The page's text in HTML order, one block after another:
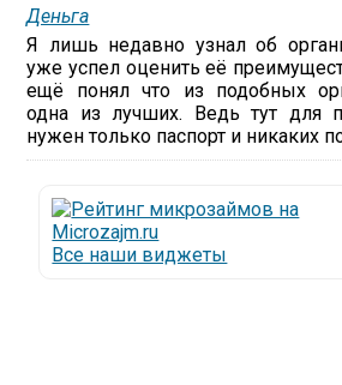
Деньга
Я лишь недавно узнал об
уже успел оценить её
ещё понял что из подобных
одна из лучших. Ведь тут для
нужен только паспорт и никаких
Все наши виджеты